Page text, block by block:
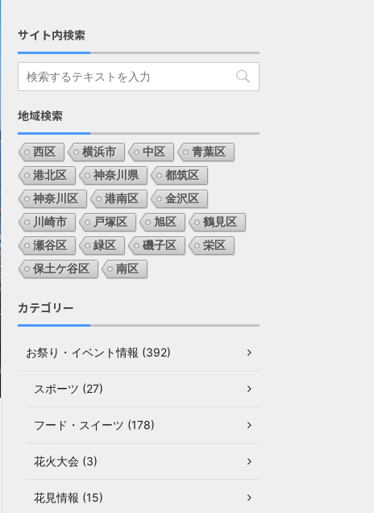
サイト内検索
地域検索
西区 横浜市 中区
青葉区
港北区
神奈川県
都筑区
神奈川区
港南区
金沢区
川崎市
戸塚区 旭区
鶴見区
瀬谷区
緑区 磯子区
栄区
保土ケ谷区
南区
カテゴリー
お祭り・イベント情報 (392)
スポーツ (27)
フード・スイーツ (178)
花火大会 (3)
花見情報 (15)